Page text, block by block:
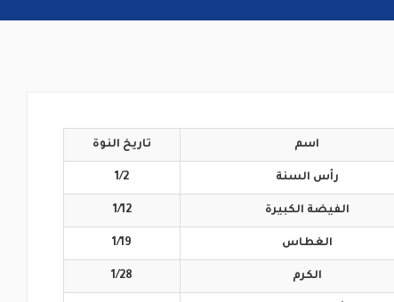
اسم تاريخ النوة
رأس السنة 1/2
الفيضة الكبيرة 1/12
الغطاس 1/19
الكرم 1/28